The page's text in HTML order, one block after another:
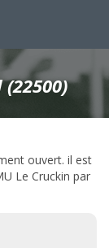
ouvert. il est
Le Cruckin par